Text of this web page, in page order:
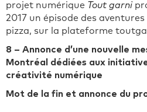
projet numérique Tout garni
2017 un épisode des
pizza, sur la plateforme
8 – Annonce d’une nouvelle
Montréal dédiées aux
créativité numérique
Mot de la fin et annonce du